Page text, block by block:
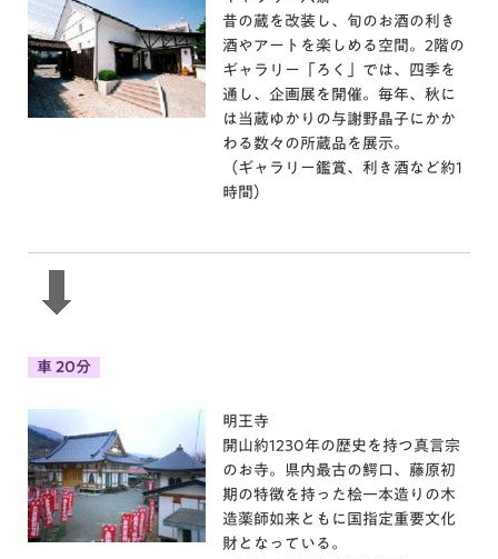
昔の蔵を改装し、旬のお酒の利き
酒やアートを楽しめる空間。2階の
ギャラリー「ろく」では、四季を
通し、企画展を開催。毎年、秋に
は当蔵ゆかりの与謝野晶子にかか
わる数々の所蔵品を展示。
（ギャラリー鑑賞、利き酒など約1
時間）
車 20分
明王寺
開山約1230年の歴史を持つ真言宗
のお寺。県内最古の鰐口、藤原初
期の特徴を持った桧一本造りの木
造薬師如来ともに国指定重要文化
財となっている。